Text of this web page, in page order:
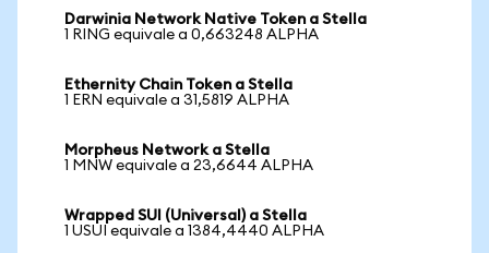
Darwinia Network Native Token a Stella
1 RING equivale a 0,663248 ALPHA
Ethernity Chain Token a Stella
1 ERN equivale a 31,5819 ALPHA
Morpheus Network a Stella
1 MNW equivale a 23,6644 ALPHA
Wrapped SUI (Universal) a Stella
1 USUI equivale a 1384,4440 ALPHA